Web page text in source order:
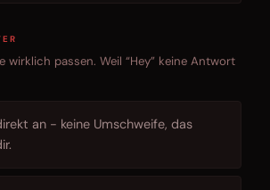
wirklich passen. Weil “Hey” keine Antwort
an - keine Umschweife, das